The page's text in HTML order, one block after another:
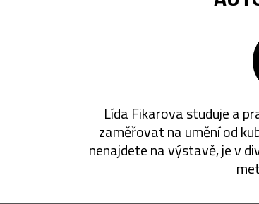
Lída Fikarova studuje a
zaměřovat na umění od
nenajdete na výstavě, je v